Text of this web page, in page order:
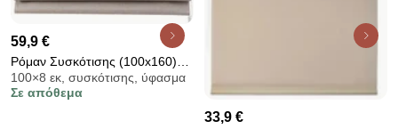
59,9 €
Ρόμαν Συσκότισης (100x160)
Grace Shiny Beige 681061
100×8 εκ, συσκότισης, ύφασμα
Σε απόθεμα
33,9 €